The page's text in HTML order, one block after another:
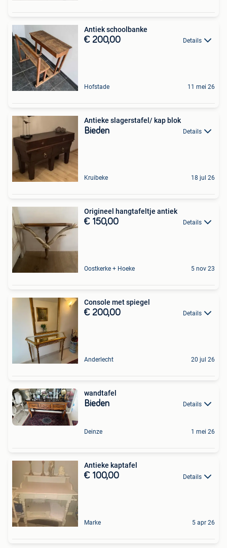
Antiek schoolbanke
€ 200,00 Details
Hofstade 11 mei 26
Antieke slagerstafel/ kap blok
Bieden Details
Kruibeke 18 jul 26
Origineel hangtafeltje antiek
€ 150,00 Details
Oostkerke + Hoeke 5 nov 23
Console met spiegel
€ 200,00 Details
Anderlecht 20 jul 26
wandtafel
Bieden Details
Deinze 1 mei 26
Antieke kaptafel
€ 100,00 Details
Marke 5 apr 26